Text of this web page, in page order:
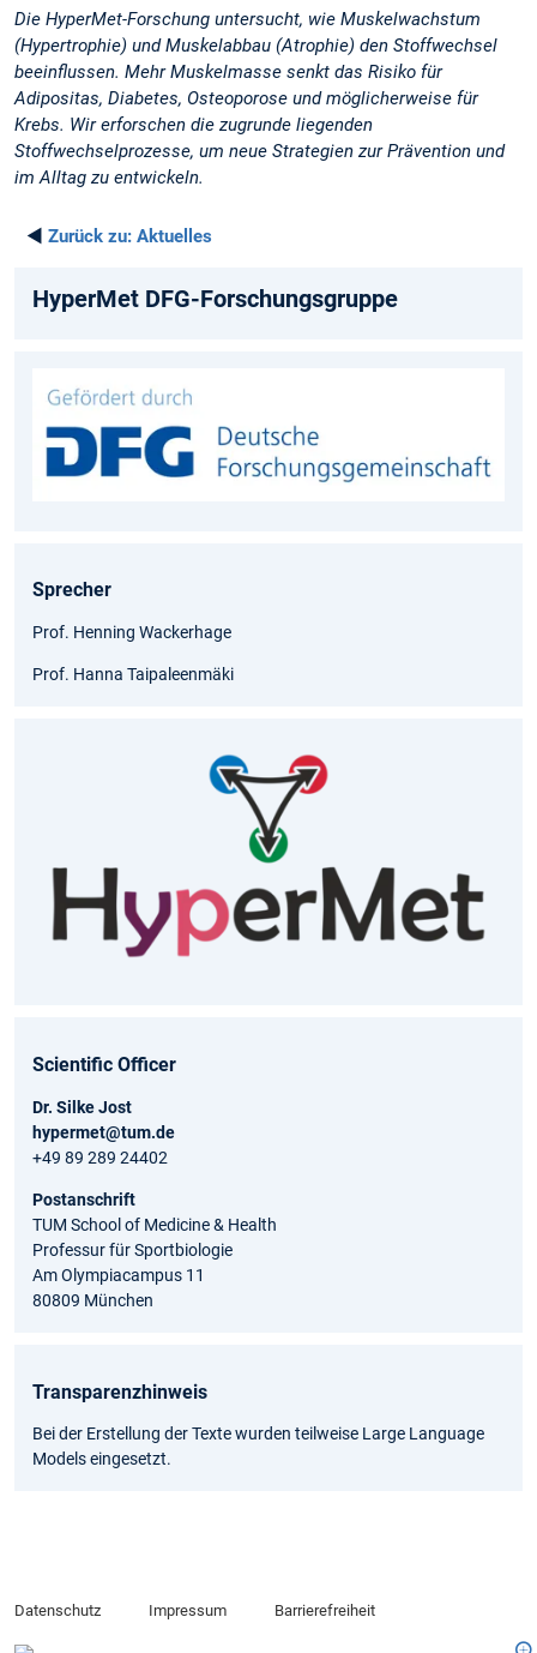
Die HyperMet-Forschung untersucht, wie Muskelwachstum
(Hypertrophie) und Muskelabbau (Atrophie) den Stoffwechsel
beeinflussen. Mehr Muskelmasse senkt das Risiko für
Adipositas, Diabetes, Osteoporose und möglicherweise für
Krebs. Wir erforschen die zugrunde liegenden
Stoffwechselprozesse, um neue Strategien zur Prävention und
im Alltag zu entwickeln.
◄ Zurück zu: Aktuelles
HyperMet DFG-Forschungsgruppe
Sprecher
Prof. Henning Wackerhage
Prof. Hanna Taipaleenmäki
Scientific Officer
Dr. Silke Jost
hypermet@tum.de
+49 89 289 24402
Postanschrift
TUM School of Medicine & Health
Professur für Sportbiologie
Am Olympiacampus 11
80809 München
Transparenzhinweis
Bei der Erstellung der Texte wurden teilweise Large Language
Models eingesetzt.
Datenschutz Impressum Barrierefreiheit